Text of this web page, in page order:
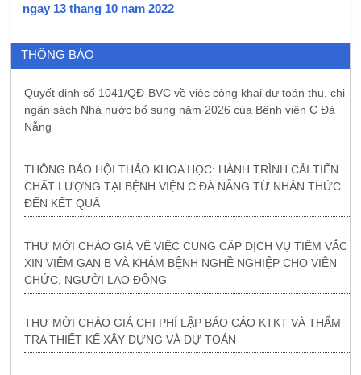
ngay 13 thang 10 nam 2022
THÔNG BÁO
Quyết định số 1041/QĐ-BVC về việc công khai dự toán thu, chi
ngân sách Nhà nước bổ sung năm 2026 của Bệnh viện C Đà
Nẵng
THÔNG BÁO HỘI THẢO KHOA HỌC: HÀNH TRÌNH CẢI TIẾN
CHẤT LƯỢNG TẠI BỆNH VIỆN C ĐÀ NẴNG TỪ NHẬN THỨC
ĐẾN KẾT QUẢ
THƯ MỜI CHÀO GIÁ VỀ VIỆC CUNG CẤP DỊCH VỤ TIÊM VẮC
XIN VIÊM GAN B VÀ KHÁM BỆNH NGHỀ NGHIỆP CHO VIÊN
CHỨC, NGƯỜI LAO ĐỘNG
THƯ MỜI CHÀO GIÁ CHI PHÍ LẬP BÁO CÁO KTKT VÀ THẨM
TRA THIẾT KẾ XÂY DỰNG VÀ DỰ TOÁN